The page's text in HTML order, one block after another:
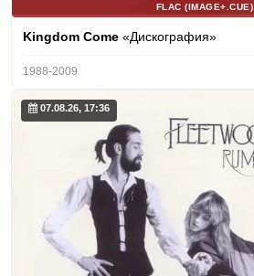
FLAC (IMAGE+.CUE)
Kingdom Come «Дискография»
1988-2009
07.08.26, 17:36